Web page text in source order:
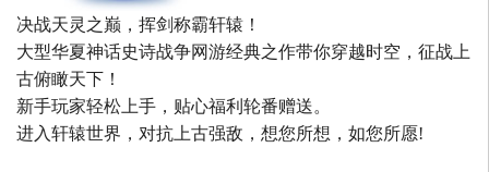
决战天灵之巅，挥剑称霸轩辕！
大型华夏神话史诗战争网游经典之作带你穿越时空，征战上
古俯瞰天下！
新手玩家轻松上手，贴心福利轮番赠送。
进入轩辕世界，对抗上古强敌，想您所想，如您所愿!